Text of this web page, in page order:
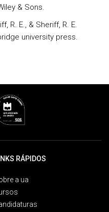
& Sons.
R. E., & Sheriff, R. E.
university press.
RÁPIDOS
a ua